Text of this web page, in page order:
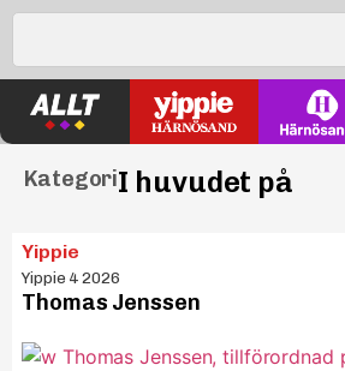
KategoriI huvudet på
Yippie
Yippie 4 2026
Thomas Jenssen